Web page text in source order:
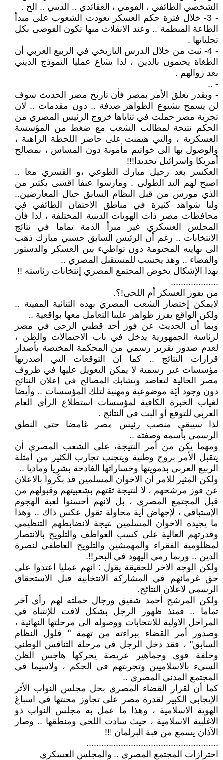
الشخصي الطائفي ، القومي ، العقائدي .. الديني .. الخ .
- 3- خلال فترة حكم العسكر تعودت الشعوب على مبدأ
الطاعة المنظمة .. وعند الانفلات منها تكون الفوضى بكل
تجلياتها .
- 4- ثبت من خلال الدرس التاريخي في الربيع العربي أن
الطغاة يحتمون بالدين ، لذا يشاع عمليا النموذج الديني
بعد زوالهم .
- ..
- وبقدر تعلق الأمر بمصر فأن تاريخ مصر الحديث سوف
لن يسمح بشيوع الظواهر صدفة .. دون مقدمات .. لان
تجربة مصر حملت في ثناياها خروج الرئيس المصري من
الحكم نتيجة لمطالب الشعب مع ضغط من المؤسسة
العسكرية ، والتي هيمنت على حاضر اللحظة الراهنة ،
والوصول بها الى خواتيم مأمونة دون المساس ، بمصالح
أمريكا واسرائيل تحديدا!!!
العكسر بعد رحيل مبارك الطوعي ،و القسري معا ..
اصبح لهم اليد الطولى . ومارسوا عنفا اقسى بكثير من
الذي مورس من قبل النظام السابق حيال المعارضين..
ولنا شواهد كثيرة في مناطق الاحتقان الطائفي في
محافظات مصر ذات الهويات الدينية المختلفة ، لذا فأن
المجلس العسكري غير مبرأ الذمة تماما في نتائج
الانتخابات .. رغم أن الرئيس السابق حسني مبارك ذهب
الى نهايته المحتومة دون تواطيء بين العسكر والدستور
والقضاء .. وهذ يحسب للمستقبل المصري ..
بهذا الإشكال يخوض المجتمع المصري إنتخابات رئاسته !!
...................
من يفوز العسكر أم اللحى!؟.
لايمكن إختصار الشعب المصري بهذه الثنائية المقيتة ..
ولكن الواقع يفرز ظواهر علينا التعامل معها بواقعية ..
وبما أن الحديث عن فوز أحد قطبي الرحى في مصر
لرئاسة الجمهورية يدخل في باب الاحتمالات والظن ،
لعدم صدور تقرير رسمي من المحكمة المختصة بأصدار
قرارات النتائج .. كما ان التوقعات التي أصدرتها
مؤسسات غير رسمية لا يمكن التعويل عليها في ظروف
مصر الحالية لتعاضد وتشابك المصالح في إعلان النتائج
دون وجود ايّة موضوعية ومهنية لتلك المؤسسات .. وأيضا
لغياب الخبرة الكافية لمؤسسات استطلاع الرأي العام
العربي للتوقع أو البت في النتائج .
لذا سيبقى منصب رئيس مصر غامضا حتى النطق
الرسمي بأسمه وصفته ..
ومهما يكن من أمر النتيجة، على الشعب المصري أن
يتقبل الأمر بروح وطنية ويتجنب تجارب الكثير من أمثلة
الربيع العربي بدمويتها وخساراتها الفادحة بشريا وماديا ..
ولكن المثير للامر أن الاخوان المسلمين قد بكّروا بالاعلان
عن فوز مرشحهم ، لا لنتيجة ثقتهم بشعبيتهم وقبولهم من
قبل المجتمع المصري ، بل لانهم أحسنوا لعبة الهجوم
الإستباقي ، لإجهاض أية محاولة تقول عكس ذاك .. وهذا
ما يجيده الاخوان المسلمين نتيجة لانضابطهم التنظيمي
وقدرتهم العالية على كسب العواطف والتلويح بالانتصار
لمظلومية الفقراء والمهمشين والتلويح العاطفي لنصرة
الدين .. وربما رمي اليهود في البحر!!.
ولكن الوجه الاخر للحقيقة يقول : انهم عمليا اعتدوا على
حق غرمائهم في المشاركة الانتخابية قبل الاستحقاق
الرسمي لاعلان النتائج.
ولكن المرشح أحمد شفيق ورجال حملته لهم رأي آخر
تماما .. فمنذ ظهور الرجل بشكل لافت للإنتباه في
المراحل الاولية للانتخابات ووصوله الى مرحلتها النهائية ،
وصدور أمر القضاء ببراءته من تهمة " فلول النظام
السابق" ، فقد دخل الرجل في مرحلة التنافس الوطني
وخلفة قوى وجماهير عريضة يحركها هاجس الظن
السيء بالاسلاميين وتجربتهم في الحكم ، ولاسيما في
المجتمع المدني المصري ..
كما أن لقرار القضاء المصري بحل مجلس النواب الأثر
الإيجابي الكبير لقدرة مصر على تجاوز محنتها في اسباغ
الهوية الاسلامية ، وهذا ما عمل به مجلس النواب ذو
الاغلبية الاسلامية ، حيث سادت اللحى ومنطقها .. وصار
الآذان يسمع من قبة البرلمان !!!
.....................................................
احترازات المجتمع المصري .. والمجلس العسكري